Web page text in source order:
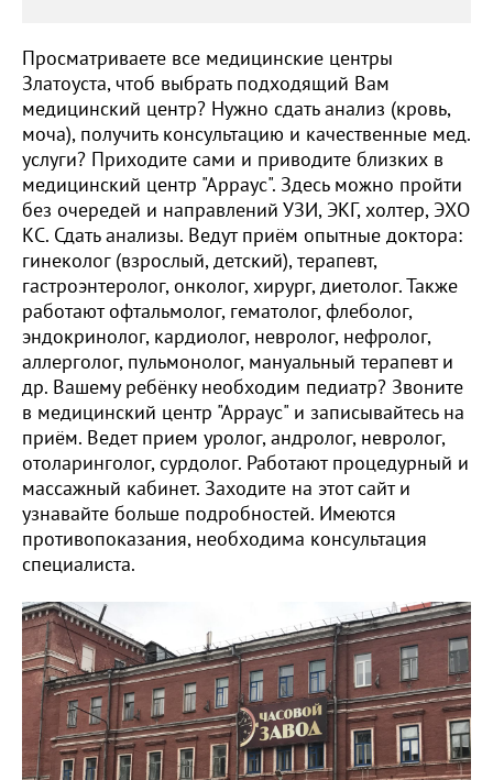
Просматриваете все медицинские центры
Златоуста, чтоб выбрать подходящий Вам
медицинский центр? Нужно сдать анализ (кровь,
моча), получить консультацию и качественные мед.
услуги? Приходите сами и приводите близких в
медицинский центр "Арраус". Здесь можно пройти
без очередей и направлений УЗИ, ЭКГ, холтер, ЭХО
КС. Сдать анализы. Ведут приём опытные доктора:
гинеколог (взрослый, детский), терапевт,
гастроэнтеролог, онколог, хирург, диетолог. Также
работают офтальмолог, гематолог, флеболог,
эндокринолог, кардиолог, невролог, нефролог,
аллерголог, пульмонолог, мануальный терапевт и
др. Вашему ребёнку необходим педиатр? Звоните
в медицинский центр "Арраус" и записывайтесь на
приём. Ведет прием уролог, андролог, невролог,
отоларинголог, сурдолог. Работают процедурный и
массажный кабинет. Заходите на этот сайт и
узнавайте больше подробностей. Имеются
противопоказания, необходима консультация
специалиста.